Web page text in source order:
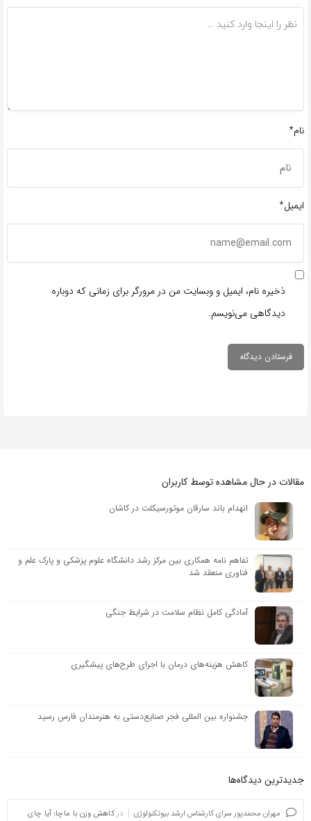
نام*
ایمیل*
ذخیره نام، ایمیل و وبسایت من در مرورگر برای زمانی که دوباره
دیدگاهی می‌نویسم.
مقالات در حال مشاهده توسط کاربران
انهدام باند سارقان موتورسیکلت در کاشان
تفاهم نامه همکاری بین مرکز رشد دانشگاه علوم پزشکی و پارک علم و
فناوری منعقد شد
آمادگی کامل نظام سلامت در شرایط جنگی
کاهش هزینه‌های درمان با اجرای طرح‌های پیشگیری
جشنواره بین المللی فجر صنایع‌دستی به هنرمندان فارس رسید
جدیدترین دیدگاه‌‌ها
مهران محمدپور سرای کارشناس ارشد بیوتکنولوژی در کاهش وزن با ماچا؛ آیا چای